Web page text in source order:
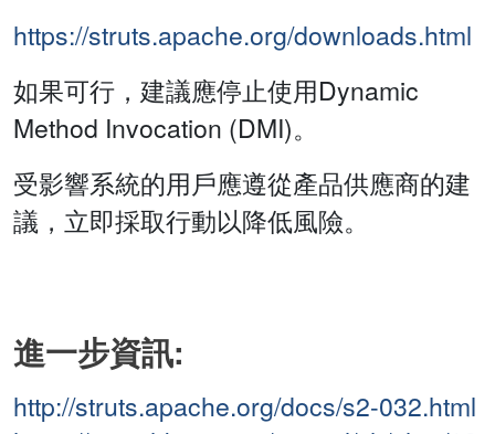
https://struts.apache.org/downloads.html
如果可行，建議應停止使用Dynamic
Method Invocation (DMI)。
受影響系統的用戶應遵從產品供應商的建
議，立即採取行動以降低風險。
進一步資訊:
http://struts.apache.org/docs/s2-032.html